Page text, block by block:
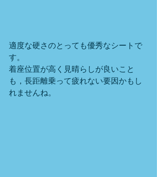
適度な硬さのとっても優秀なシートで
す。
着座位置が高く見晴らしが良いこと
も，長距離乗って疲れない要因かもし
れませんね。